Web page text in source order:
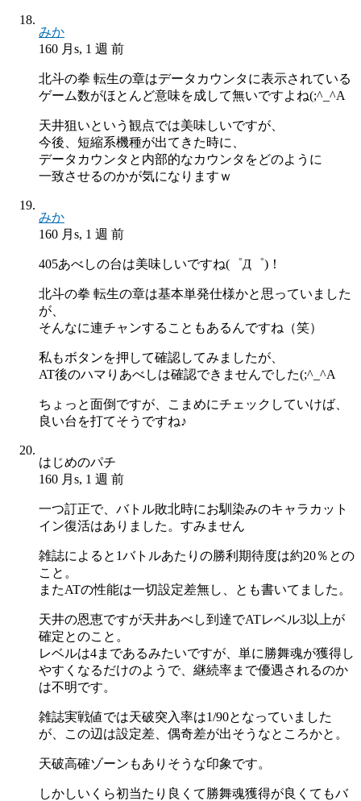
みか
160 月s, 1 週 前
北斗の拳 転生の章はデータカウンタに表示されている
ゲーム数がほとんど意味を成して無いですよね(;^_^A
天井狙いという観点では美味しいですが、
今後、短縮系機種が出てきた時に、
データカウンタと内部的なカウンタをどのように
一致させるのかが気になりますｗ
みか
160 月s, 1 週 前
405あべしの台は美味しいですね(゜Д゜)！
北斗の拳 転生の章は基本単発仕様かと思っていました
が、
そんなに連チャンすることもあるんですね（笑）
私もボタンを押して確認してみましたが、
AT後のハマりあべしは確認できませんでした(;^_^A
ちょっと面倒ですが、こまめにチェックしていけば、
良い台を打てそうですね♪
はじめのパチ
160 月s, 1 週 前
一つ訂正で、バトル敗北時にお馴染みのキャラカット
イン復活はありました。すみません
雑誌によると1バトルあたりの勝利期待度は約20％との
こと。
またATの性能は一切設定差無し、とも書いてました。
天井の恩恵ですが天井あべし到達でATレベル3以上が
確定とのこと。
レベルは4まであるみたいですが、単に勝舞魂が獲得し
やすくなるだけのようで、継続率まで優遇されるのか
は不明です。
雑誌実戦値では天破突入率は1/90となっていました
が、この辺は設定差、偶奇差が出そうなところかと。
天破高確ゾーンもありそうな印象です。
しかしいくら初当たり良くて勝舞魂獲得が良くてもバ